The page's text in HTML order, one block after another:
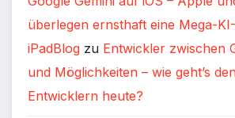
überlegen ernsthaft eine Mega-
iPadBlog zu Entwickler zwischen
und Möglichkeiten – wie geht’s
Entwicklern heute?